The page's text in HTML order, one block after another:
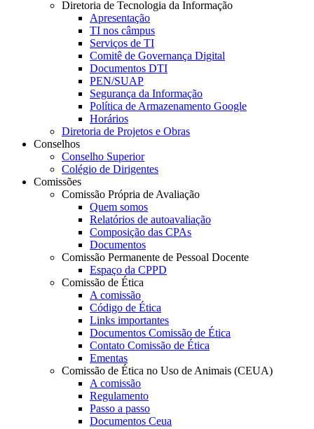
Diretoria de Tecnologia da Informação
Apresentação
TI nos câmpus
Serviços de TI
Comitê de Governança Digital
Documentos DTI
PEN/SUAP
Segurança da Informação
Política de Armazenamento Google
Horários
Diretoria de Projetos e Obras
Conselhos
Conselho Superior
Colégio de Dirigentes
Comissões
Comissão Própria de Avaliação
Quem somos
Relatórios de autoavaliação
Composição das CPAs
Documentos
Comissão Permanente de Pessoal Docente
Espaço da CPPD
Comissão de Ética
A comissão
Código de Ética
Links importantes
Documentos Comissão de Ética
Contato Comissão de Ética
Ementas
Comissão de Ética no Uso de Animais (CEUA)
A comissão
Regulamento
Passo a passo
Documentos Ceua